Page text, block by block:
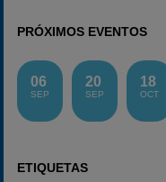
PRÓXIMOS EVENTOS
06
SEP
20
SEP
18
OCT
ETIQUETAS